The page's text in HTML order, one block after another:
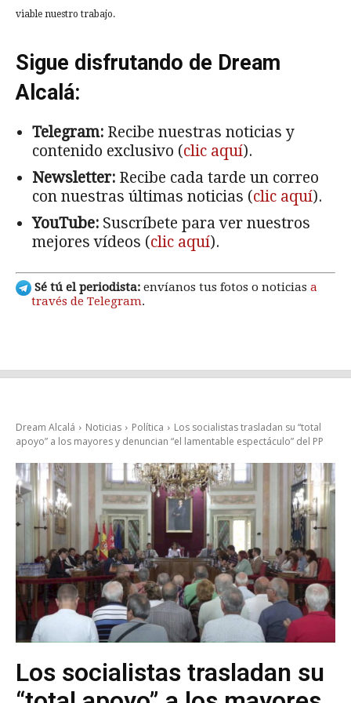
viable nuestro trabajo.
Sigue disfrutando de Dream
Alcalá:
Telegram: Recibe nuestras noticias y
contenido exclusivo (clic aquí).
Newsletter: Recibe cada tarde un correo
con nuestras últimas noticias (clic aquí).
YouTube: Suscríbete para ver nuestros
mejores vídeos (clic aquí).
Sé tú el periodista: envíanos tus fotos o noticias a
través de Telegram.